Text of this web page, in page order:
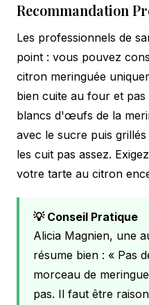
Recommandation
Les professionnels de
point : vous pouvez
citron meringuée
bien cuite au four et
blancs d'œufs de la
avec le sucre puis
les cuit pas assez.
votre tarte au citron
💡 Conseil Pratique
Alicia Magnien, une
résume bien : « Pas
morceau de
pas. Il faut être